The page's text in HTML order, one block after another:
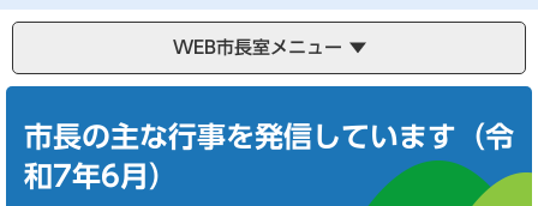
WEB市長室メニュー
市長の主な行事を発信しています（令
和7年6月）